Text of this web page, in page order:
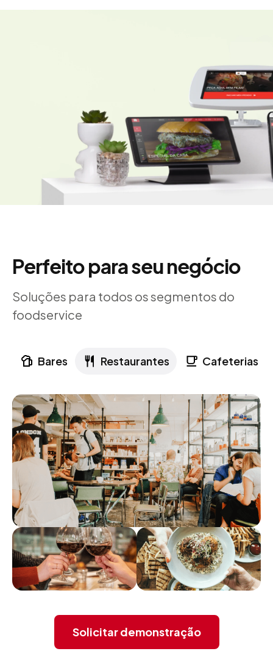
Perfeito para seu negócio
Soluções para todos os segmentos do
foodservice
Bares Restaurantes Cafeterias
Solicitar demonstração